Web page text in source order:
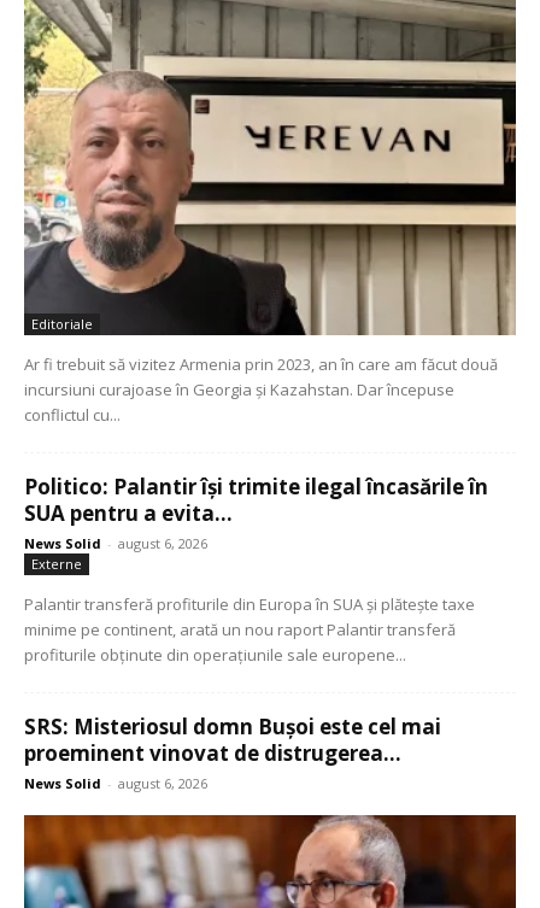
Editoriale
Ar fi trebuit să vizitez Armenia prin 2023, an în care am făcut două
incursiuni curajoase în Georgia și Kazahstan. Dar începuse
conflictul cu...
Politico: Palantir își trimite ilegal încasările în
SUA pentru a evita...
News Solid - august 6, 2026
Externe
Palantir transferă profiturile din Europa în SUA și plătește taxe
minime pe continent, arată un nou raport Palantir transferă
profiturile obținute din operațiunile sale europene...
SRS: Misteriosul domn Bușoi este cel mai
proeminent vinovat de distrugerea...
News Solid - august 6, 2026